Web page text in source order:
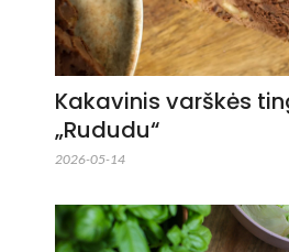
Kakavinis varškės
„Rududu“
2026-05-14